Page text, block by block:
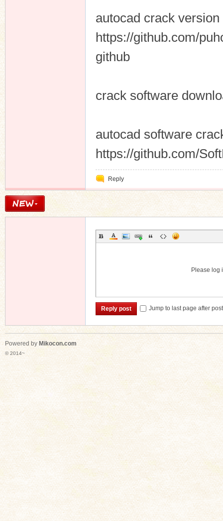
autocad crack
https://github.com/
github
crack software
autocad software
https://github.com/
Reply
Please log
Reply post Jump to last page after
Powered by Mikocon.com
© 2014~